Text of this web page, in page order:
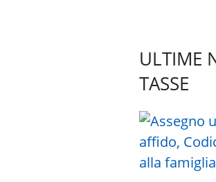
ULTIME
TASSE